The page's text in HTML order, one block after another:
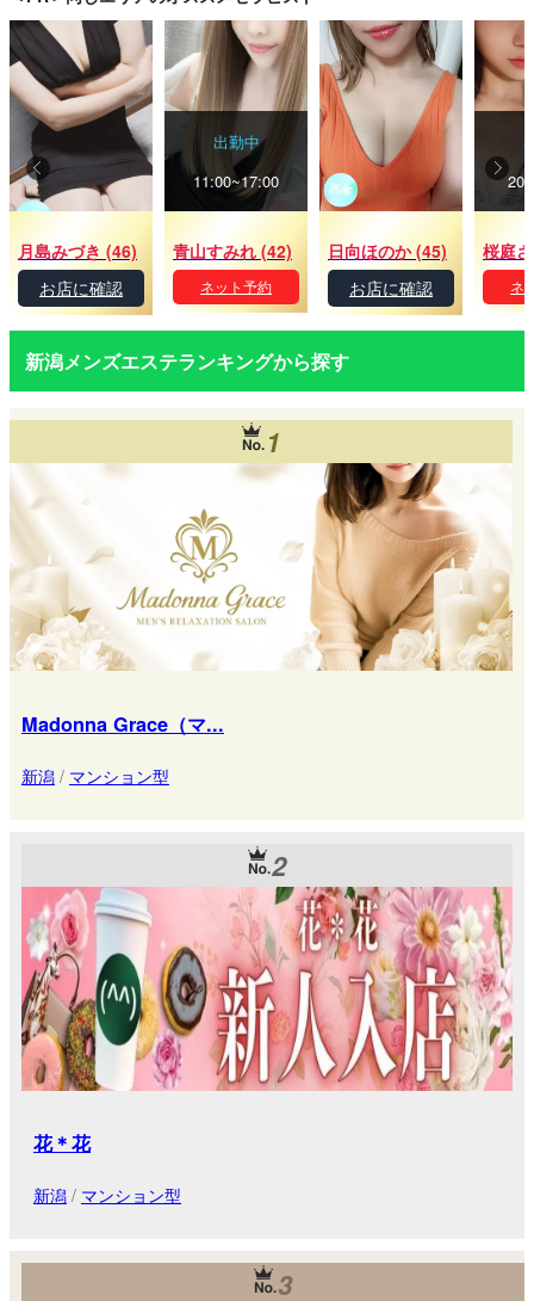
月島みづき (46)
お店に確認
出勤中
11:00~17:00
青山すみれ (42)
ネット予約
日向ほのか (45)
お店に確認
ネ
新潟メンズエステランキングから探す
1
Madonna Grace（マ...
新潟 / マンション型
2
花＊花
新潟 / マンション型
3